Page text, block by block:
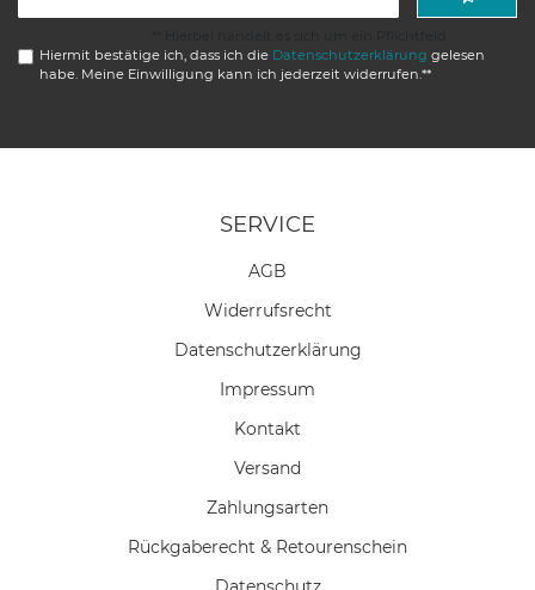
Hiermit bestätige ich, dass ich die Daten­schutz­erklärung gelesen
habe. Meine Einwilligung kann ich jederzeit widerrufen.**
SERVICE
AGB
Widerrufs­recht
Daten­schutz­erklärung
Impressum
Kontakt
Versand
Zahlungsarten
Rückgaberecht & Retourenschein